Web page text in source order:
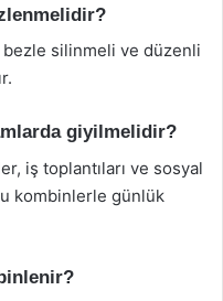
bezle silinmeli ve düzenli
giyilmelidir?
iş toplantıları ve sosyal
kombinlerle günlük